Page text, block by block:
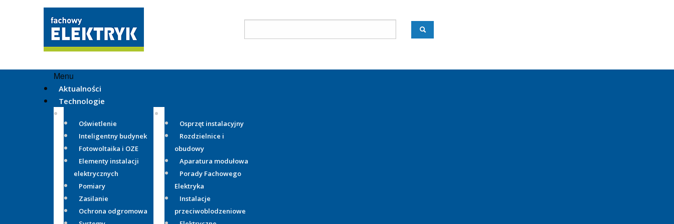
Menu
Aktualności
Technologie
Oświetlenie
Inteligentny budynek
Fotowoltaika i OZE
Elementy instalacji
elektrycznych
Pomiary
Zasilanie
Ochrona odgromowa
Osprzęt instalacyjny
Rozdzielnice i
obudowy
Aparatura modułowa
Porady Fachowego
Elektryka
Instalacje
przeciwoblodzeniowe